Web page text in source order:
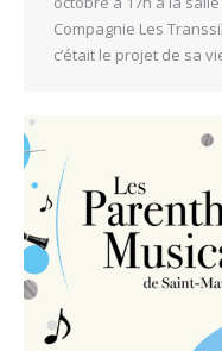
Compagnie Les
c’était le projet de sa